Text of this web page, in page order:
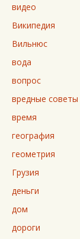
видео
Википедия
Вильнюс
вода
вопрос
вредные советы
время
география
геометрия
Грузия
деньги
дом
дороги